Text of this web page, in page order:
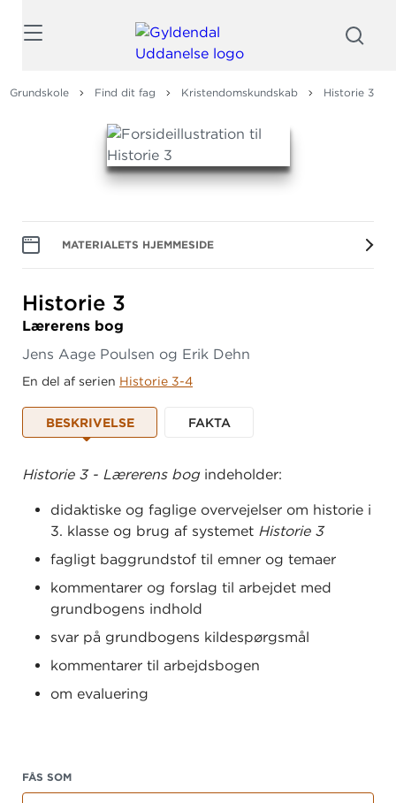
Grundskole Find dit fag Kristendomskundskab Historie 3
MATERIALETS HJEMMESIDE
Historie 3
Lærerens bog
Jens Aage Poulsen og Erik Dehn
En del af serien Historie 3-4
BESKRIVELSE FAKTA
Historie 3 - Lærerens bog indeholder:
didaktiske og faglige overvejelser om historie i
3. klasse og brug af systemet Historie 3
fagligt baggrundstof til emner og temaer
kommentarer og forslag til arbejdet med
grundbogens indhold
svar på grundbogens kildespørgsmål
kommentarer til arbejdsbogen
om evaluering
FÅS SOM